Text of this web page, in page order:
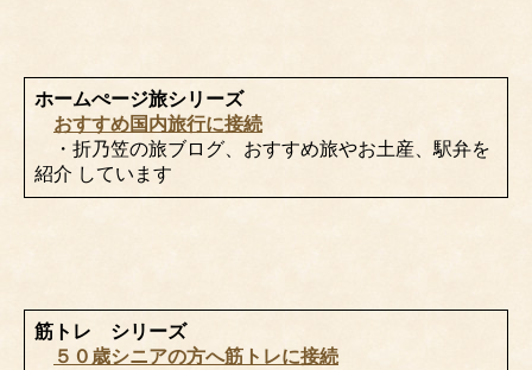
ホームぺージ旅シリーズ
おすすめ国内旅行に接続
・折乃笠の旅ブログ、おすすめ旅やお土産、駅弁を
紹介 しています
筋トレ シリーズ
５０歳シニアの方へ筋トレに接続